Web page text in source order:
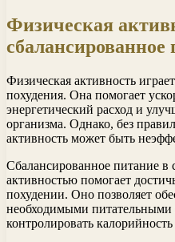
Физическая
сбалансированное
Физическая активность
похудения. Она помогает
энергетический расход и
организма. Однако, без
активность может быть
Сбалансированное питание в
активностью помогает
похудении. Оно позволяет
необходимыми питательными
контролировать